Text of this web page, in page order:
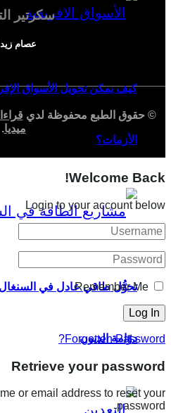
كيف يمكن تحويل الأسواق
الأزمات؟
تحوُّل طاقي عادل في
دوّامة الديون
سكرتير
عصام
© حقوق الطبع محفوظة لدي
ميديا.
Welcome Back!
Login to your account below
Remember Me
Forgotten Password?
Retrieve your password
or email address to reset your
password.